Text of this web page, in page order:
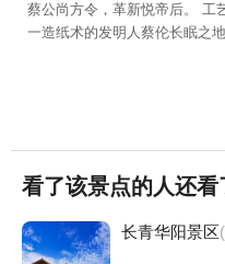
蔡公尚方令，革新悦帝后。 工
一造纸术的发明人蔡伦长眠之
看了该景点的人还看
长青华阳景区